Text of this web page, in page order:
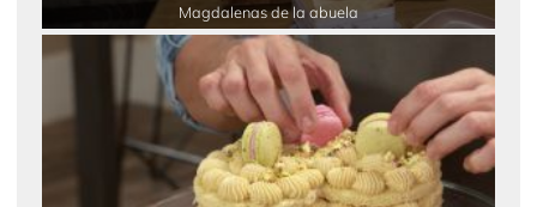
Magdalenas de la abuela